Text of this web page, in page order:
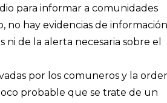
para informar a comunidades
no hay evidencias de información
ni de la alerta necesaria sobre el
por los comuneros y la
probable que se trate de un